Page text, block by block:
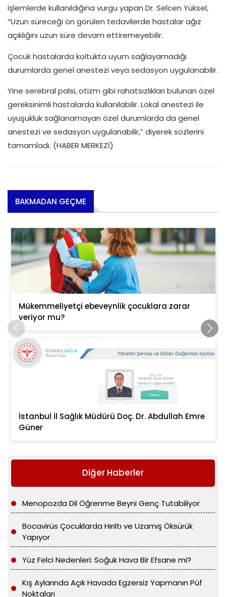
işlemlerde kullanıldığına vurgu yapan Dr. Selcen Yüksel,
“Uzun süreceği ön görülen tedavilerde hastalar ağız
açıklığını uzun süre devam ettiremeyebilir.
Çocuk hastalarda koltukta uyum sağlayamadığı
durumlarda genel anestezi veya sedasyon uygulanabilir.
Yine serebral palsi, otizm gibi rahatsızlıkları bulunan özel
gereksinimli hastalarda kullanılabilir. Lokal anestezi ile
uyuşukluk sağlanamayan özel durumlarda da genel
anestezi ve sedasyon uygulanabilir,” diyerek sözlerini
tamamladı. (HABER MERKEZİ)
BAKMADAN GEÇME
Mükemmeliyetçi ebeveynlik çocuklara zarar
veriyor mu?
İstanbul İl Sağlık Müdürü Doç. Dr. Abdullah Emre
Güner
Diğer Haberler
Menopozda Dil Öğrenme Beyni Genç Tutabiliyor
Bocavirüs Çocuklarda Hırıltı ve Uzamış Öksürük
Yapıyor
Yüz Felci Nedenleri: Soğuk Hava Bir Efsane mi?
Kış Aylarında Açık Havada Egzersiz Yapmanın Püf
Noktaları